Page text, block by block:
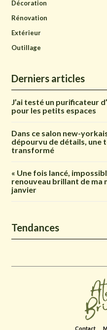
Décoration
Rénovation
Extérieur
Outillage
Derniers articles
J’ai testé un purificateur
pour les petits espaces
Dans ce salon new-
dépourvu de détails, une
transformé
« Une fois lancé,
renouveau brillant de ma
janvier
Tendances
Contact